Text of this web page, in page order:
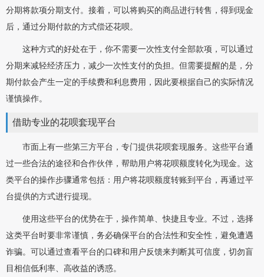
分期将款项分期支付。接着，可以将购买的商品进行转售，得到现金
后，通过分期付款的方式偿还花呗。
这种方式的好处在于，你不需要一次性支付全部款项，可以通过
分期来减轻经济压力，减少一次性支付的负担。但需要提醒的是，分
期付款会产生一定的手续费和利息费用，因此要根据自己的实际情况
谨慎操作。
借助专业的花呗套现平台
市面上有一些第三方平台，专门提供花呗套现服务。这些平台通
过一些合法的途径和合作伙伴，帮助用户将花呗额度转化为现金。这
类平台的操作步骤通常包括：用户将花呗额度转账到平台，再通过平
台提供的方式进行提现。
使用这些平台的优势在于，操作简单、快捷且专业。不过，选择
这类平台时要非常谨慎，务必确保平台的合法性和安全性，避免遭遇
诈骗。可以通过查看平台的口碑和用户反馈来判断其可信度，切勿盲
目相信低利率、高收益的诱惑。